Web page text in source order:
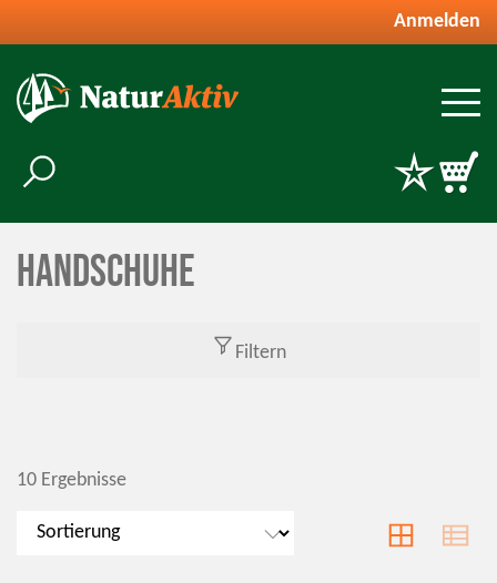
Anmelden
Handschuhe
Filtern
10 Ergebnisse